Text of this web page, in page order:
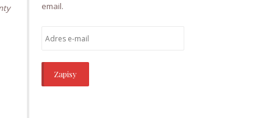
email.
Adres
mail
Zapisy